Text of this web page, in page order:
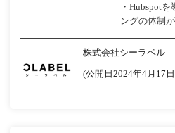
・Hubspot
ングの体制
株式会社シーラベル
(公開日2024年4月17日